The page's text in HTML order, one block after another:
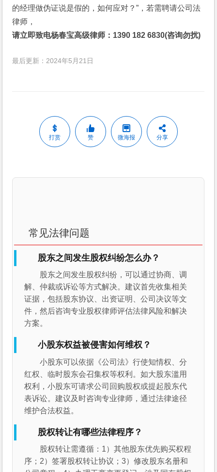
的经理做伪证说是假的，如何应对？”，若需聘请公司法
律师，
请立即致电杨春宝高级律师：1390 182 6830(咨询勿扰)
最后更新：2024年5月21日
打赏 赞 微海报 分享
常见法律问题
股东之间发生股权纠纷怎么办？
股东之间发生股权纠纷，可以通过协商、调
解、仲裁或诉讼等方式解决。建议首先收集相关
证据，包括股东协议、出资证明、公司决议等文
件，然后咨询专业股权律师评估法律风险和解决
方案。
小股东权益被侵害如何维权？
小股东可以依据《公司法》行使知情权、分
红权、临时股东会召集权等权利。如大股东滥用
权利，小股东可请求公司回购股权或提起股东代
表诉讼。建议及时咨询专业律师，通过法律途径
维护合法权益。
股权转让有哪些法律程序？
股权转让需遵循：1）其他股东优先购买权程
序；2）签署股权转让协议；3）修改股东名册和